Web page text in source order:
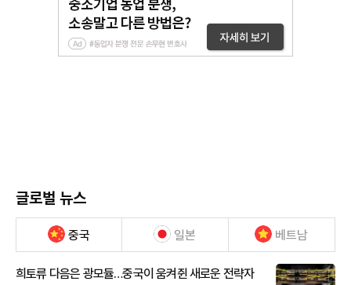
글로벌 뉴스
중국 일본 베트남
희토류 다음은 광모듈…중국이 움켜쥔 새로운 전략자